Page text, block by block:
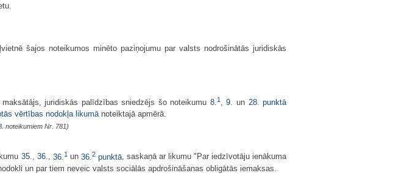
šajos noteikumos minēto paziņojumu par valsts nodrošinātās juridiskās
juridiskās palīdzības sniedzējs šo noteikumu 8.1,9. un 28. punktā
vērtības nodokļa likumānoteiktajā apmērā.
noteikumiem Nr. 781)
35., 36., 36. 1un 36. 2punktā, saskaņā ar likumu "Par iedzīvotāju ienākuma
un par tiem neveic valsts sociālās apdrošināšanas obligātās iemaksas.